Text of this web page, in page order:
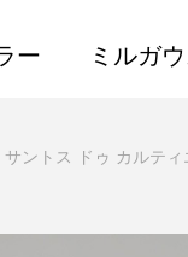
ー ミルガ
トス ドゥ カルテ